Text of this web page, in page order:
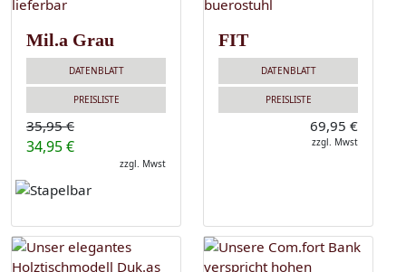
Mil.a Grau
DATENBLATT
PREISLISTE
35,95 €
34,95 €
zzgl. Mwst
FIT
DATENBLATT
PREISLISTE
69,95 €
zzgl. Mwst